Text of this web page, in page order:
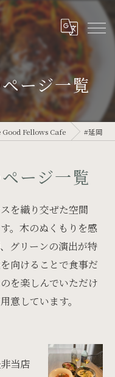
ージ一覧
Good Fellows Cafe #延岡
ージ一覧
を織り交ぜた空間
。木のぬくもりを感
グリーンの演出が特
向けることで食事だ
を楽しんでいただけ
意しています。
当店